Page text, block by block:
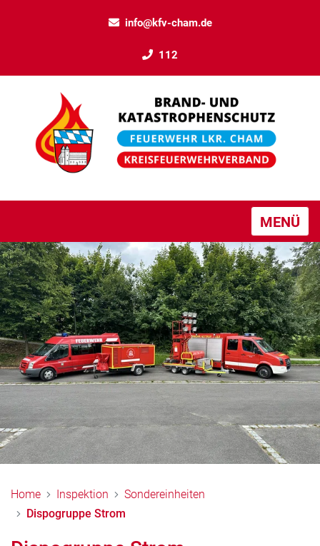
info@kfv-cham.de
112
MENÜ
Home Inspektion
Sondereinheiten
Dispogruppe Strom